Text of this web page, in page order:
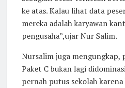
ke atas. Kalau lihat data
mereka adalah karyawan
pengusaha”,ujar Nur Salim.
Nursalim juga mengungkap,
Paket C bukan lagi
pernah putus sekolah